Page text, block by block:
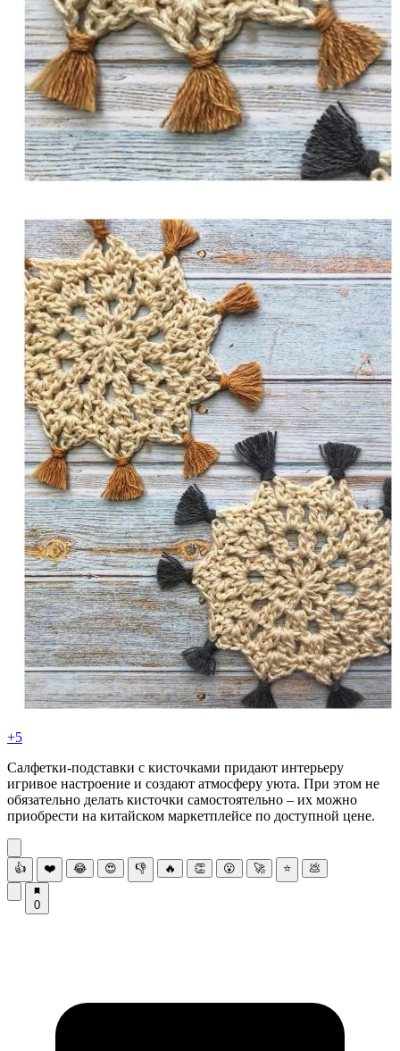
+5
Салфетки-подставки с кисточками придают интерьеру
игривое настроение и создают атмосферу уюта. При этом не
обязательно делать кисточки самостоятельно – их можно
приобрести на китайском маркетплейсе по доступной цене.
👍 ❤️ 😂 😍 👎 🔥 👏 😮 🚀 ⭐ 💩
0